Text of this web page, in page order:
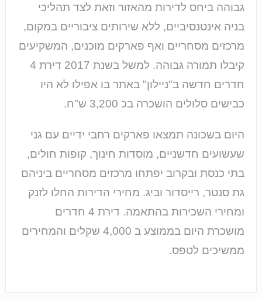
גבוהה ביחס לדירות מהאזור וזאת לצד תהליכי
בניה אינטנסיביים, ללא שירותים ציבוריים במקום,
מרכזים מסחריים ואף פארקים מוכנים, המשקיעים
קיבלו תמורה גבוהה. למשל בשנת 2017 דירת 4
חדרים חדשה ב"ניילון" באתר בו אפילו לא היו
כבישים סלולים הושכרה בכ 3,200 ש"ח.
היום בשכונה תמצאו פארקים רחבי ידיים עם גני
שעשועים חדשניים, מוסדות חינוך, קופות חולים,
בתי כנסת ובקרוב יפתחו מרכזים מסחריים ביניהם
גת סנטר, רייסדור וביג. מחירי הדירות החלו לזנק
ומחירי השכירות בהתאמה. דירת 4 חדרים
מושכרת היום בממוצע ב 4,000 שקלים והמחירים
ממשיכים לטפס.